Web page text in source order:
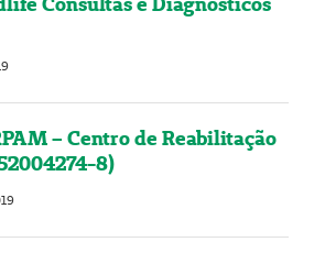
– Centro de Reabilitação
8)